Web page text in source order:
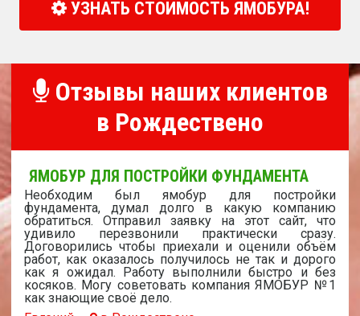
УЗНАТЬ СТОИМОСТЬ ЯМОБУРА!
Отзывы наших клиентов
в Рождествено
ЯМОБУР ДЛЯ ПОСТРОЙКИ ФУНДАМЕНТА
Необходим был ямобур для постройки
фундамента, думал долго в какую компанию
обратиться. Отправил заявку на этот сайт, что
удивило перезвонили практически сразу.
Договорились чтобы приехали и оценили объём
работ, как оказалось получилось не так и дорого
как я ожидал. Работу выполнили быстро и без
косяков. Могу советовать компания ЯМОБУР №1
как знающие своё дело.